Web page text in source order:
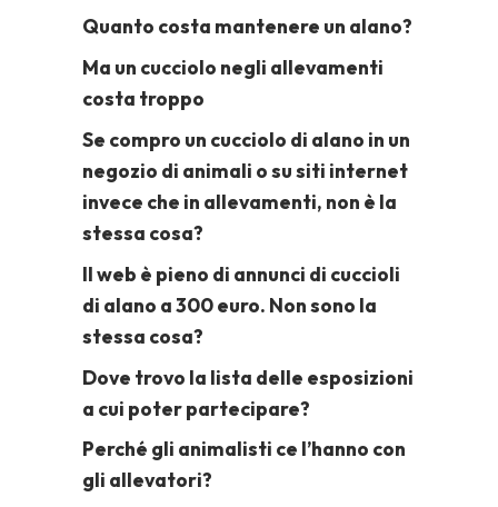
Quanto costa mantenere un alano?
Ma un cucciolo negli allevamenti
costa troppo
Se compro un cucciolo di alano in un
negozio di animali o su siti internet
invece che in allevamenti, non è la
stessa cosa?
Il web è pieno di annunci di cuccioli
di alano a 300 euro. Non sono la
stessa cosa?
Dove trovo la lista delle esposizioni
a cui poter partecipare?
Perché gli animalisti ce l’hanno con
gli allevatori?